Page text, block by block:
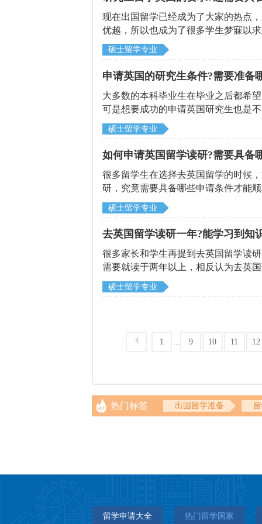
现在出国留学已经成为了大家的热点
优越，所以也成为了很多学生梦寐以
英国具体有哪些要求，还需要具备哪
对大家有所帮助。
硕士留学专业
申请英国的研究生条件?需要准备
大多数的本科毕业生在毕业之后都希
可是想要成功的申请英国研究生也是
全，有可能被筛选掉，所以一定要满
国的研究生条件是什么?接下来就由
硕士留学专业
如何申请英国留学读研?需要具备
很多留学生在选择去英国留学的时候
研，究竟需要具备哪些申请条件才能
下来就由北京启德留学机构来为大家
硕士留学专业
去英国留学读研一年?能学习到知
很多家长和学生再提到去英国留学读
需要就读于两年以上，相反认为去英
问题，很多人还是想要通过北京启德
硕士留学专业
1 9 10 11 12
热门标签 出国留学准备
留学申请大全 热门留学国家